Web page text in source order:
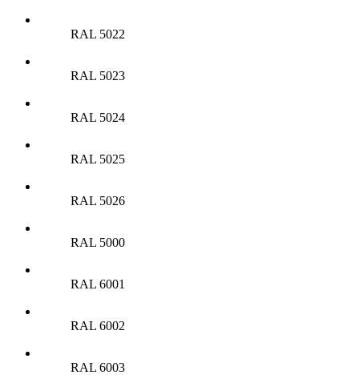
RAL 5022
RAL 5023
RAL 5024
RAL 5025
RAL 5026
RAL 5000
RAL 6001
RAL 6002
RAL 6003